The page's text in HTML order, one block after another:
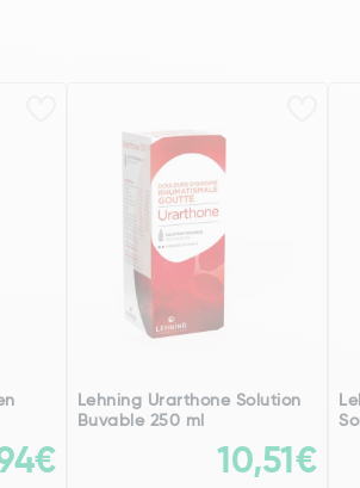
Lehning Urarthone Solution
Buvable 250 ml
10,51€